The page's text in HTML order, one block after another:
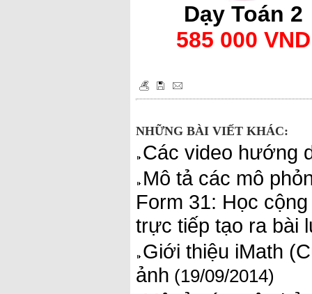
Dạy Toán 2
585 000 VND
NHỮNG BÀI VIẾT KHÁC:
Các video hướng
Mô tả các mô
Form 31: Học
trực tiếp tạo ra bài
Giới thiệu iMath
ảnh (19/09/2014)